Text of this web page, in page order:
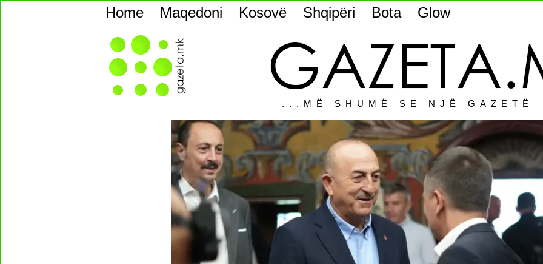
Home Maqedoni Kosovë Shqipëri Bota Glow
...MË SHUMË SE NJË GAZETË